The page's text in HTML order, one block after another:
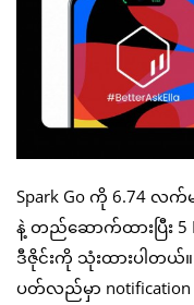
Spark Go ကို 6.74 လက်မ
နဲ့ တည်ဆောက်ထားပြီး 5
ဒီဇိုင်းကို သုံးထားပါတယ်။
ပတ်လည်မှာ notification